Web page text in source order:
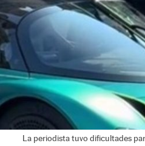
La periodista tuvo dificultades